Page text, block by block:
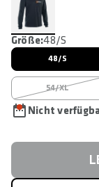
Nicht
Größe:48/S
48/S
54/XL